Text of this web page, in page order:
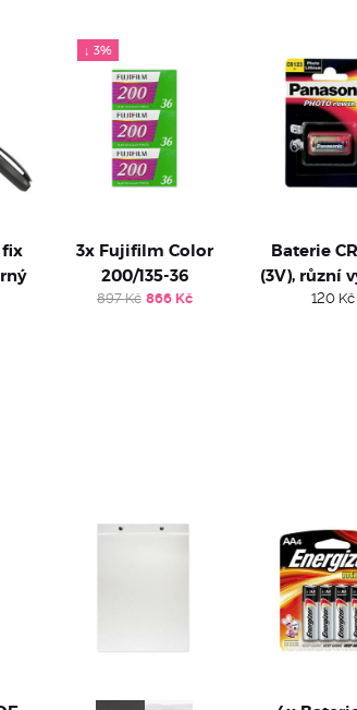
↓ 3%
3x Fujifilm Color
200/135-36
897Kč Original
866 KčCurrent
Baterie
(3V), různí
120 Kč